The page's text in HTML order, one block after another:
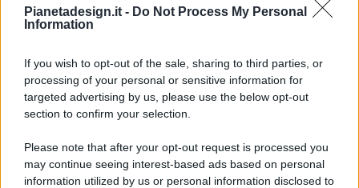
Pianetadesign.it - Do Not Process My Personal
Information
If you wish to opt-out of the sale, sharing to third parties, or
processing of your personal or sensitive information for
targeted advertising by us, please use the below opt-out
section to confirm your selection.
Please note that after your opt-out request is processed you
may continue seeing interest-based ads based on personal
information utilized by us or personal information disclosed to
© 2026 - Pianeta Design - P.IVA 04827280654 - Testata
Registrata Al Tribunale Di Nocera Inferiore N. 8/2020 - RG N.
ISCRIZIONE AL ROC N. 35792 – ISCRITTA ALL’ANSO
(ASSOCIAZIONE NAZIONALE STAMPA ONLINE)